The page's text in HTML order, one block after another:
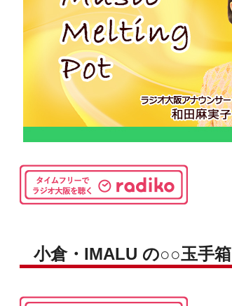
小倉・IMALU の○○玉手箱